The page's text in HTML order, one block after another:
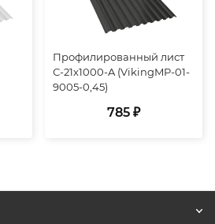
Профилированный лист
С-21х1000-A (VikingMP-01-
9005-0,45)
785 ₽